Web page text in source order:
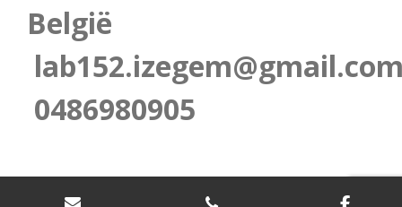
België
0486980905